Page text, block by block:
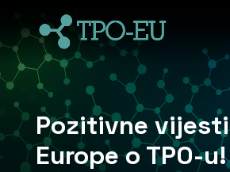
Pozitivne
Europe o TPO-u!